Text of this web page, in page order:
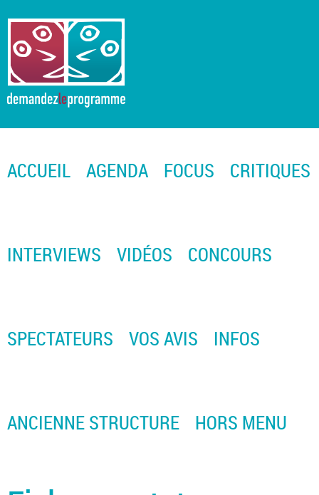
ACCUEIL AGENDA FOCUS CRITIQUES
INTERVIEWS VIDÉOS CONCOURS
SPECTATEURS VOS AVIS INFOS
ANCIENNE STRUCTURE HORS MENU